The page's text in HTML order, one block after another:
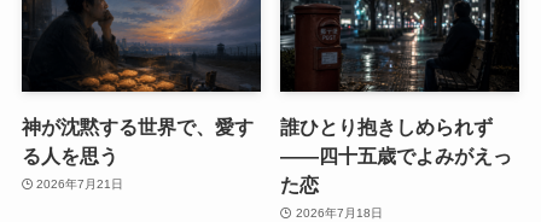
神が沈黙する世界で、愛す
る人を思う
2026年7月21日
誰ひとり抱きしめられず
――四十五歳でよみがえっ
た恋
2026年7月18日